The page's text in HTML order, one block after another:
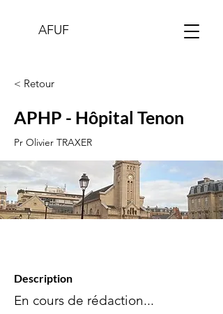
AFUF
< Retour
APHP - Hôpital Tenon
Pr Olivier TRAXER
Description
En cours de rédaction...